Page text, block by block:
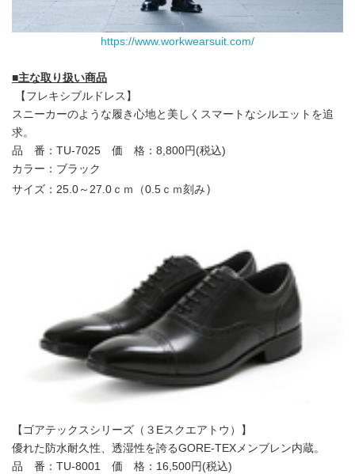
https://www.workwearsuit.com/
■主な取り扱い商品
【フレキシブルドレス】
スニーカーのような履き心地と美しくスマートなシルエットを追
求。
品 番：TU-7025 価 格：8,800円(税込)
カラー：ブラック
サイズ：25.0～27.0ｃｍ（0.5ｃｍ刻み ）
【ゴアテックスシリーズ（３Eスクエアトウ）】
優れた防水耐久性、透湿性を誇るGORE-TEXメンブレン内蔵。
品 番：TU-8001 価 格：16,500円(税込)